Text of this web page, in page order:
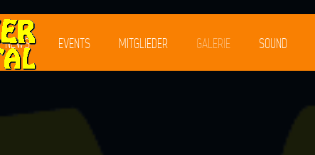
NEWS EVENTS MITGLIEDER GALERIE SOUND